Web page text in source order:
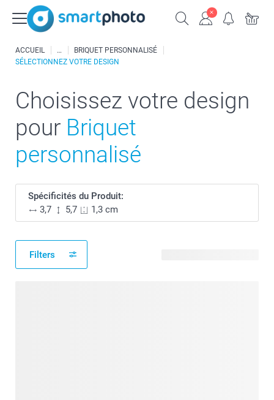
ACCUEIL
BRIQUET PERSONNALISÉ
SÉLECTIONNEZ VOTRE DESIGN
Choisissez votre design
pour Briquet
personnalisé
Spécificités du Produit:
3,7
5,7 1,3 cm
Filters